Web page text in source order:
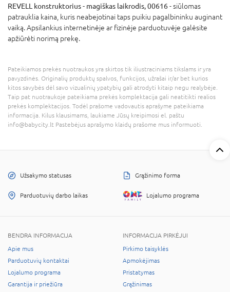
REVELL konstruktorius - magiškas laikrodis, 00616- siūlomas
patrauklia kaina, kuris neabejotinai taps puikiu pagalbininku auginant
vaiką. Apsilankius internetinėje ar fizinėje parduotuvėje galėsite
apžiūrėti norimą prekę.
Pateikiamos prekės nuotraukos yra skirtos tik iliustraciniams tikslams ir yra
pavyzdinės. Originalių produktų spalvos, funkcijos, užrašai ir/ar bet kurios
kitos savybės dėl savo vizualinių ypatybių gali atrodyti kitaip negu realybėje.
Taip pat nuotraukoje pateikiama prekės komplektacija gali neatitikti realios
prekės komplektacijos. Todėl prašome vadovautis aprašyme pateikiama
informacija. Kilus klausimams, laukiame Jūsų kreipimosi el. paštu
info@babycity.lt Pastebėjus aprašymo klaidų prašome mus informuoti.
Užsakymo statusas Grąžinimo forma
Parduotuvių darbo laikas Lojalumo programa
BENDRA INFORMACIJA
Apie mus
Parduotuvių kontaktai
Lojalumo programa
Garantija ir priežiūra
INFORMACIJA PIRKĖJUI
Pirkimo taisyklės
Apmokėjimas
Pristatymas
Grąžinimas